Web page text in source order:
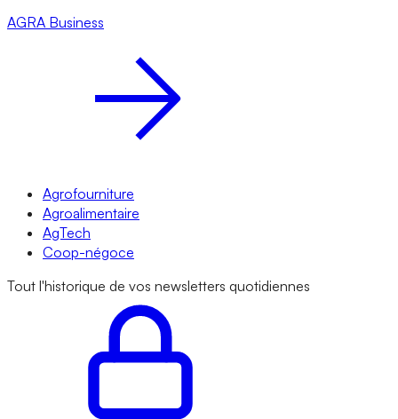
AGRA Business
Agrofourniture
Agroalimentaire
AgTech
Coop-négoce
Tout l'historique de vos newsletters quotidiennes